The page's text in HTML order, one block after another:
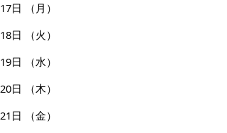
17日
（月）
18日
（火）
19日
（水）
20日
（木）
21日
（金）